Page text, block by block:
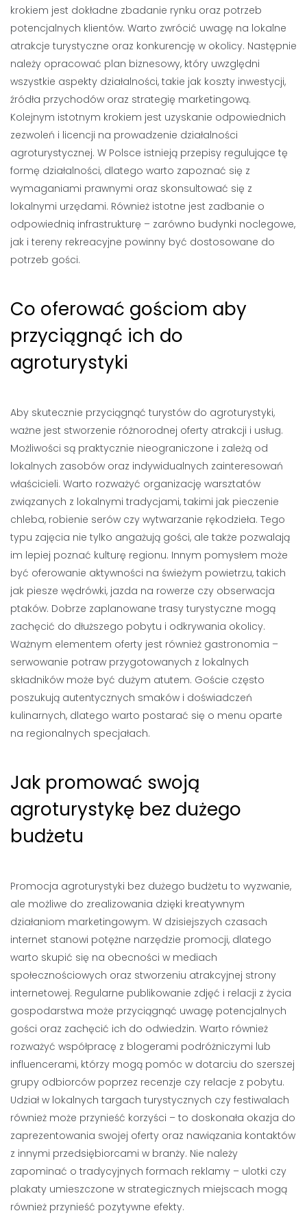
krokiem jest dokładne zbadanie rynku oraz potrzeb
potencjalnych klientów. Warto zwrócić uwagę na lokalne
atrakcje turystyczne oraz konkurencję w okolicy. Następnie
należy opracować plan biznesowy, który uwzględni
wszystkie aspekty działalności, takie jak koszty inwestycji,
źródła przychodów oraz strategię marketingową.
Kolejnym istotnym krokiem jest uzyskanie odpowiednich
zezwoleń i licencji na prowadzenie działalności
agroturystycznej. W Polsce istnieją przepisy regulujące tę
formę działalności, dlatego warto zapoznać się z
wymaganiami prawnymi oraz skonsultować się z
lokalnymi urzędami. Również istotne jest zadbanie o
odpowiednią infrastrukturę – zarówno budynki noclegowe,
jak i tereny rekreacyjne powinny być dostosowane do
potrzeb gości.
Co oferować gościom aby
przyciągnąć ich do
agroturystyki
Aby skutecznie przyciągnąć turystów do agroturystyki,
ważne jest stworzenie różnorodnej oferty atrakcji i usług.
Możliwości są praktycznie nieograniczone i zależą od
lokalnych zasobów oraz indywidualnych zainteresowań
właścicieli. Warto rozważyć organizację warsztatów
związanych z lokalnymi tradycjami, takimi jak pieczenie
chleba, robienie serów czy wytwarzanie rękodzieła. Tego
typu zajęcia nie tylko angażują gości, ale także pozwalają
im lepiej poznać kulturę regionu. Innym pomysłem może
być oferowanie aktywności na świeżym powietrzu, takich
jak piesze wędrówki, jazda na rowerze czy obserwacja
ptaków. Dobrze zaplanowane trasy turystyczne mogą
zachęcić do dłuższego pobytu i odkrywania okolicy.
Ważnym elementem oferty jest również gastronomia –
serwowanie potraw przygotowanych z lokalnych
składników może być dużym atutem. Goście często
poszukują autentycznych smaków i doświadczeń
kulinarnych, dlatego warto postarać się o menu oparte
na regionalnych specjałach.
Jak promować swoją
agroturystykę bez dużego
budżetu
Promocja agroturystyki bez dużego budżetu to wyzwanie,
ale możliwe do zrealizowania dzięki kreatywnym
działaniom marketingowym. W dzisiejszych czasach
internet stanowi potężne narzędzie promocji, dlatego
warto skupić się na obecności w mediach
społecznościowych oraz stworzeniu atrakcyjnej strony
internetowej. Regularne publikowanie zdjęć i relacji z życia
gospodarstwa może przyciągnąć uwagę potencjalnych
gości oraz zachęcić ich do odwiedzin. Warto również
rozważyć współpracę z blogerami podróżniczymi lub
influencerami, którzy mogą pomóc w dotarciu do szerszej
grupy odbiorców poprzez recenzje czy relacje z pobytu.
Udział w lokalnych targach turystycznych czy festiwalach
również może przynieść korzyści – to doskonała okazja do
zaprezentowania swojej oferty oraz nawiązania kontaktów
z innymi przedsiębiorcami w branży. Nie należy
zapominać o tradycyjnych formach reklamy – ulotki czy
plakaty umieszczone w strategicznych miejscach mogą
również przynieść pozytywne efekty.